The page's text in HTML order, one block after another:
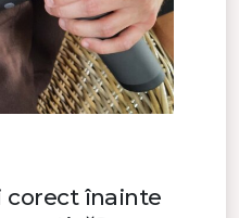
corect înainte